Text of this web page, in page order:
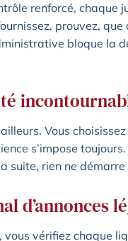
renforcé,
prouvez,
bloque la
Vous
s’impose toujours.
suite, rien ne démarre
d’annonces
vérifiez chaque